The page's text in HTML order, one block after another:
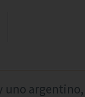
uno argentino,